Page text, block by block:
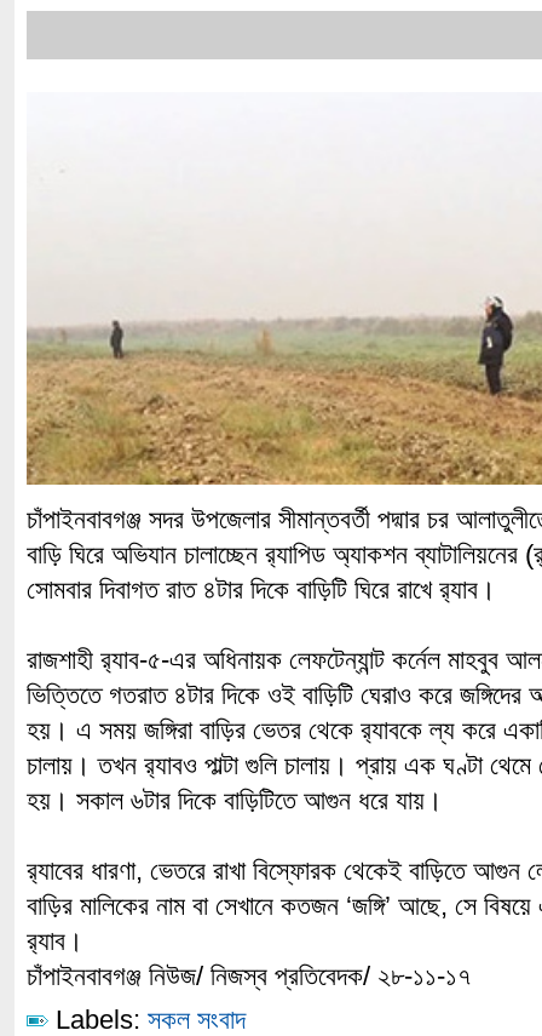
চাঁপাইনবাবগঞ্জ সদর উপজেলার সীমান্তবর্তী পদ্মার চর
বাড়ি ঘিরে অভিযান চালাচ্ছেন র‌্যাপিড অ্যাকশন ব্যাটালিয়নের
সোমবার দিবাগত রাত ৪টার দিকে বাড়িটি ঘিরে রাখে র‌্যাব।
রাজশাহী র‌্যাব-৫-এর অধিনায়ক লেফটেন্যান্ট কর্নেল মাহবুব
ভিত্তিতে গতরাত ৪টার দিকে ওই বাড়িটি ঘেরাও করে জঙ্গিদের
হয়। এ সময় জঙ্গিরা বাড়ির ভেতর থেকে র‌্যাবকে ল্য করে
চালায়। তখন র‌্যাবও পাল্টা গুলি চালায়। প্রায় এক ঘণ্টা
হয়। সকাল ৬টার দিকে বাড়িটিতে আগুন ধরে যায়।
র‌্যাবের ধারণা, ভেতরে রাখা বিস্ফোরক থেকেই বাড়িতে আগুন
বাড়ির মালিকের নাম বা সেখানে কতজন ‘জঙ্গি’ আছে, সে
র‌্যাব।
চাঁপাইনবাবগঞ্জ নিউজ/ নিজস্ব প্রতিবেদক/ ২৮-১১-১৭
Labels: সকল সংবাদ